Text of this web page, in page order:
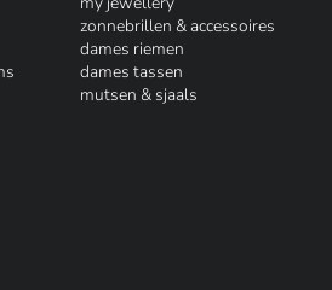
zonnebrillen & accessoires
dames riemen
dames tassen
mutsen & sjaals